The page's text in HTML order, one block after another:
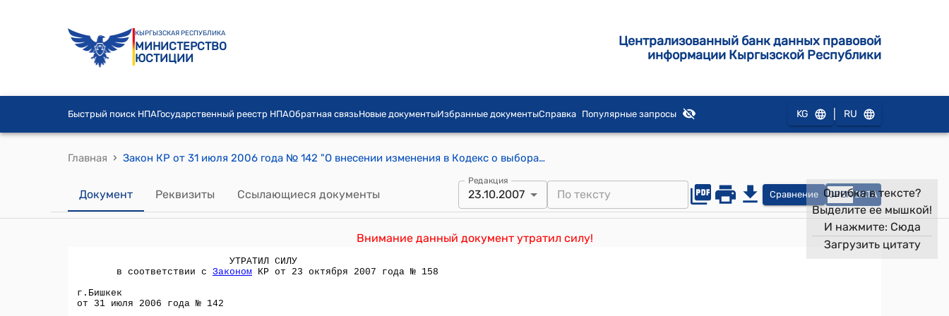
КЫРГЫЗСКАЯ РЕСПУБЛИКА
МИНИСТЕРСТВО
ЮСТИЦИИ
Централизованный банк данных правовой
информации Кыргызской Республики
Быстрый поиск НПАГосударственный реестр НПАОбратная связьНовые документыИзбранные документыСправка Популярные запросы KG RU
Главная › Закон КР от 31 июля 2006 года № 142 "О внесении изменения в Кодекс о выборах в Кыргызской Республике"
Документ Реквизиты Ссылающиеся документы
Редакция
23.10.2007 Сравнение OPEN DATA
Внимание данный документ утратил силу!
Ошибка в тексте?
Выделите ее мышкой!
И нажмите: Сюда
Загрузить цитату